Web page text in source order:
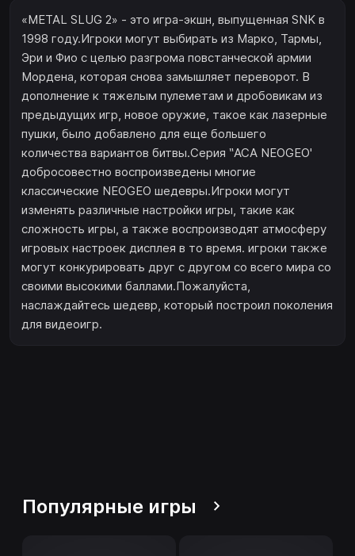
«METAL SLUG 2» - это игра-экшн, выпущенная SNK в
1998 году.Игроки могут выбирать из Марко, Тармы,
Эри и Фио с целью разгрома повстанческой армии
Мордена, которая снова замышляет переворот. В
дополнение к тяжелым пулеметам и дробовикам из
предыдущих игр, новое оружие, такое как лазерные
пушки, было добавлено для еще большего
количества вариантов битвы.Серия ‶АСА NEOGEO'
добросовестно воспроизведены многие
классические NEOGEO шедевры.Игроки могут
изменять различные настройки игры, такие как
сложность игры, а также воспроизводят атмосферу
игровых настроек дисплея в то время. игроки также
могут конкурировать друг с другом со всего мира со
своими высокими баллами.Пожалуйста,
наслаждайтесь шедевр, который построил поколения
для видеоигр.
Популярные игры